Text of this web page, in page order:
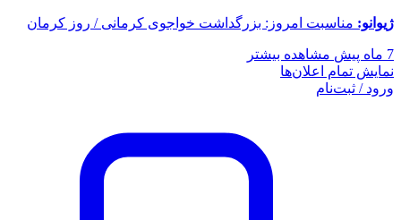
ژیوانو: مناسبت امروز: بزرگداشت خواجوی کرمانی / روز کرمان
7 ماه پیش
مشاهده بیشتر
نمایش تمام اعلان‌ها
ورود / ثبت‌نام